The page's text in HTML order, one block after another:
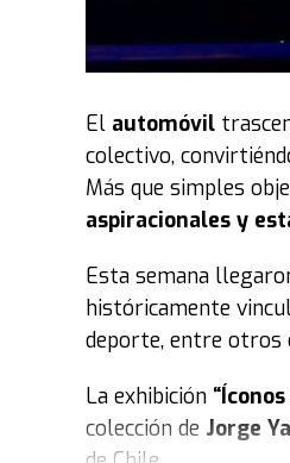
El automóvil
colectivo,
Más que simples
aspiracionales y
Esta semana
históricamente
deporte, entre otros
La exhibición
colección de Jorge